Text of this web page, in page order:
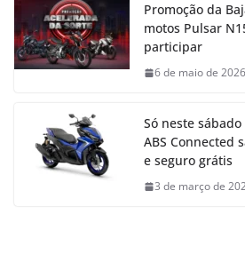
Promoção da
motos Pulsar
participar
6 de maio de 2026
Só neste
ABS Connected
e seguro grátis
3 de março de